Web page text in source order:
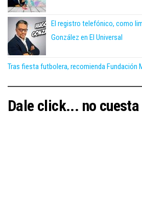
El registro telefónico, como
González en El Universal
Tras fiesta futbolera, recomienda Fundación
Dale click... no cuesta